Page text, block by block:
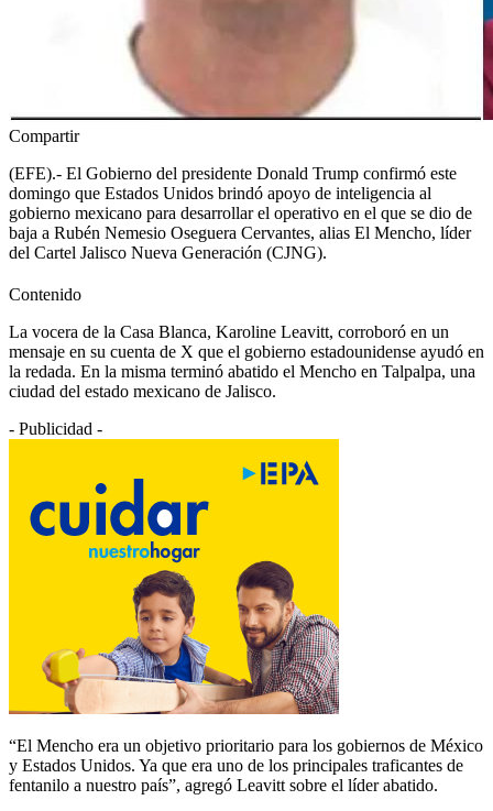
Compartir
(EFE).- El Gobierno del presidente Donald Trump confirmó este
domingo que Estados Unidos brindó apoyo de inteligencia al
gobierno mexicano para desarrollar el operativo en el que se dio de
baja a Rubén Nemesio Oseguera Cervantes, alias El Mencho, líder
del Cartel Jalisco Nueva Generación (CJNG).
Contenido
La vocera de la Casa Blanca, Karoline Leavitt, corroboró en un
mensaje en su cuenta de X que el gobierno estadounidense ayudó en
la redada. En la misma terminó abatido el Mencho en Talpalpa, una
ciudad del estado mexicano de Jalisco.
- Publicidad -
“El Mencho era un objetivo prioritario para los gobiernos de México
y Estados Unidos. Ya que era uno de los principales traficantes de
fentanilo a nuestro país”, agregó Leavitt sobre el líder abatido.